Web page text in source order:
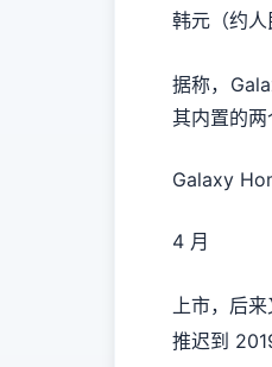
韩元（约人
据称，
其内置的
Galaxy
4 月
上市，后
推迟到